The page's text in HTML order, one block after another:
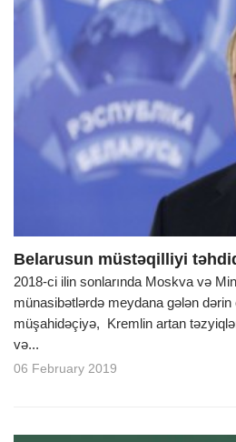
Belarusun müstəqilliyi
2018-ci ilin sonlarında Moskva və
münasibətlərdə meydana gələn
müşahidəçiyə, Kremlin artan
və...
06 February 2019